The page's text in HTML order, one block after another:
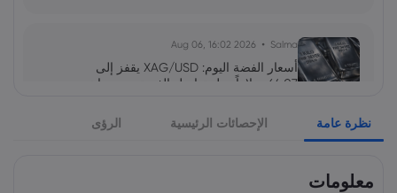
Salma
2026 Aug 06, 16:02
أسعار الفضة اليوم: XAG/USD يقفز إلى
64.07 دولاراً.. هل تواصل الفضة صعودها نحو
نظرة عامة الإحصائات الرئيسية الرؤى
معلومات